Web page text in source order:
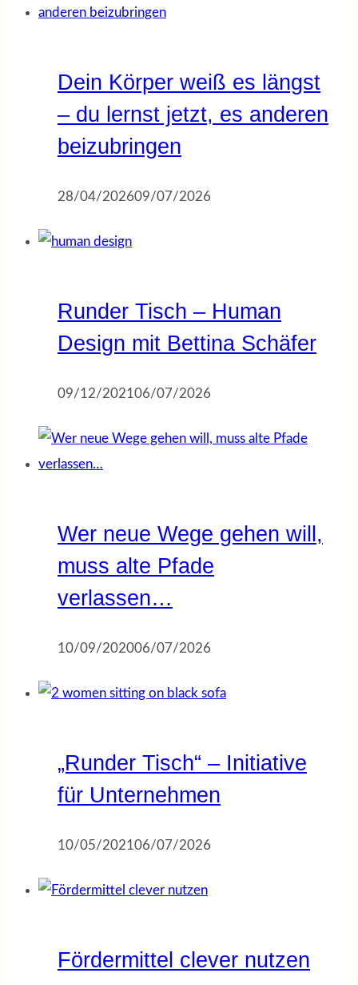
Dein Körper weiß es längst
– du lernst jetzt, es anderen
beizubringen
28/04/202609/07/2026
Runder Tisch – Human
Design mit Bettina Schäfer
09/12/202106/07/2026
Wer neue Wege gehen will,
muss alte Pfade
verlassen…
10/09/202006/07/2026
„Runder Tisch“ – Initiative
für Unternehmen
10/05/202106/07/2026
Fördermittel clever nutzen